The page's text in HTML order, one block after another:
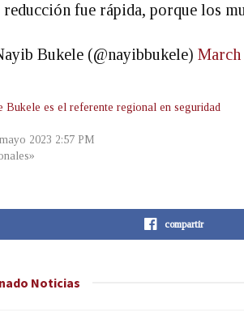
fue rápida, porque los
Bukele (@nayibbukele) March
Bukele es el referente regional en seguridad
2023 2:57 PM
compartir
Noticias